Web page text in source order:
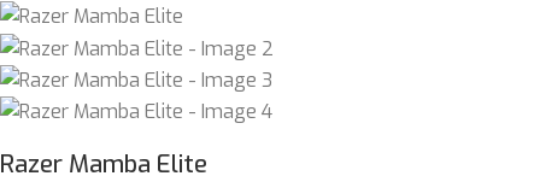
Razer Mamba Elite